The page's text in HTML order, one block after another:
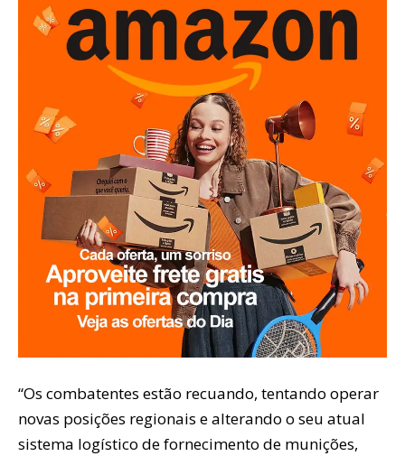
“Os combatentes estão recuando, tentando operar
novas posições regionais e alterando o seu atual
sistema logístico de fornecimento de munições,